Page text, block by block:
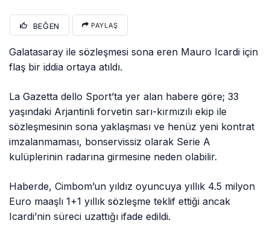
BEĞEN PAYLAŞ
Galatasaray ile sözleşmesi sona eren Mauro Icardi için
flaş bir iddia ortaya atıldı.
La Gazetta dello Sport’ta yer alan habere göre; 33
yaşındaki Arjantinli forvetin sarı-kırmızılı ekip ile
sözleşmesinin sona yaklaşması ve henüz yeni kontrat
imzalanmaması, bonservissiz olarak Serie A
kulüplerinin radarına girmesine neden olabilir.
Haberde, Cimbom’un yıldız oyuncuya yıllık 4.5 milyon
Euro maaşlı 1+1 yıllık sözleşme teklif ettiği ancak
Icardi’nin süreci uzattığı ifade edildi.